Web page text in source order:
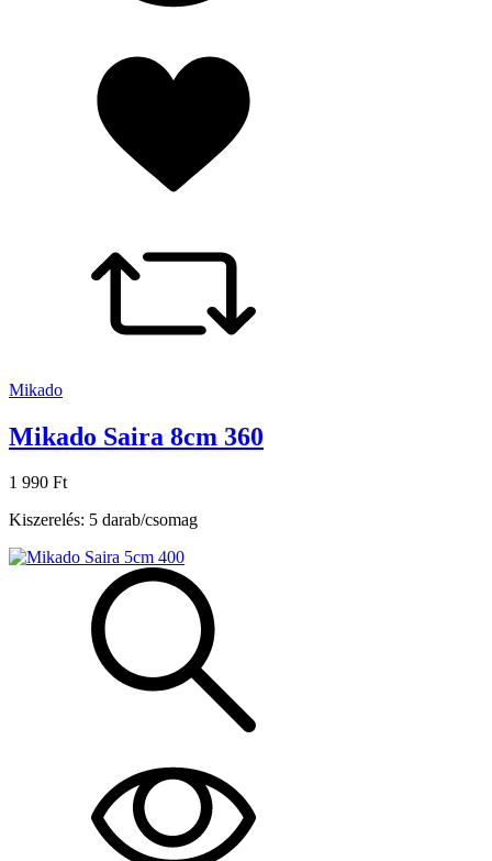
Mikado
Mikado Saira 8cm 360
1 990 Ft
Kiszerelés: 5 darab/csomag